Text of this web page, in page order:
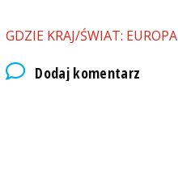
GDZIE KRAJ/ŚWIAT: EUROPA
Dodaj komentarz